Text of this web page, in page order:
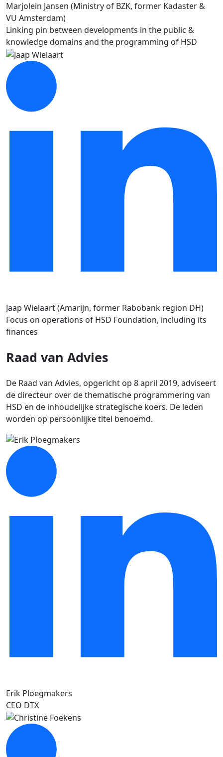
Marjolein Jansen (Ministry of BZK, former Kadaster &
VU Amsterdam)
Linking pin between developments in the public &
knowledge domains and the programming of HSD
Jaap Wielaart (Amarijn, former Rabobank region DH)
Focus on operations of HSD Foundation, including its
finances
Raad van Advies
De Raad van Advies, opgericht op 8 april 2019, adviseert
de directeur over de thematische programmering van
HSD en de inhoudelijke strategische koers. De leden
worden op persoonlijke titel benoemd.
Erik Ploegmakers
CEO DTX